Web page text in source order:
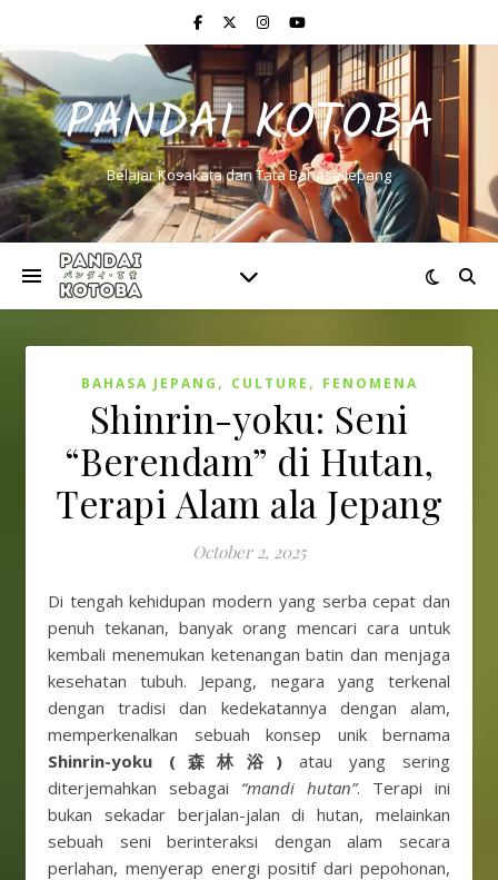
PANDAI KOTOBA
Belajar Kosakata dan Tata Bahasa Jepang
BAHASA JEPANG , CULTURE , FENOMENA
Shinrin-yoku: Seni
“Berendam” di Hutan,
Terapi Alam ala Jepang
October 2, 2025
Di tengah kehidupan modern yang serba cepat dan
penuh tekanan, banyak orang mencari cara untuk
kembali menemukan ketenangan batin dan menjaga
kesehatan tubuh. Jepang, negara yang terkenal
dengan tradisi dan kedekatannya dengan alam,
memperkenalkan sebuah konsep unik bernama
Shinrin-yoku (森林浴)atau yang sering
diterjemahkan sebagai “mandi hutan”. Terapi ini
bukan sekadar berjalan-jalan di hutan, melainkan
sebuah seni berinteraksi dengan alam secara
perlahan, menyerap energi positif dari pepohonan,